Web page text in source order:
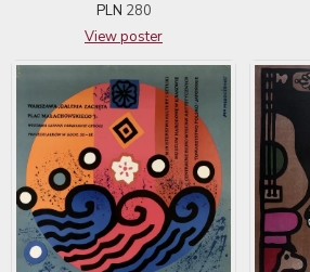
PLN 280
View poster